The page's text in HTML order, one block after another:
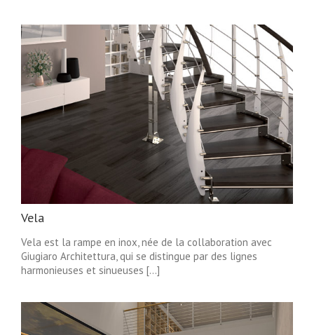
Vela
Vela est la rampe en inox, née de la collaboration avec
Giugiaro Architettura, qui se distingue par des lignes
harmonieuses et sinueuses [...]